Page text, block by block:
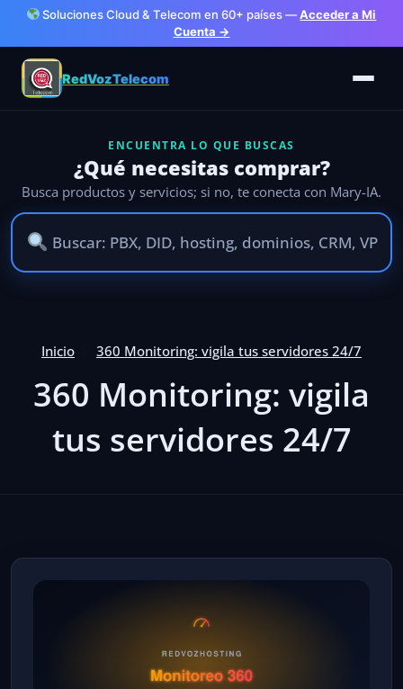
Soluciones Cloud & Telecom en 60+ países —Acceder a Mi
Cuenta →
RedVozTelecom
ENCUENTRA LO QUE BUSCAS
¿Qué necesitas comprar?
Busca productos y servicios; si no, te conecta con Mary-IA.
contenido
Inicio 360 Monitoring: vigila tus servidores 24/7
360 Monitoring: vigila
tus servidores 24/7